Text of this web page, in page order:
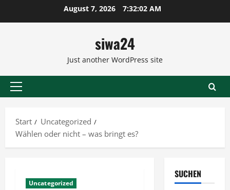
August 7, 2026 7:32:02 AM
siwa24
Just another WordPress site
Primäres
Start
Uncategorized
Wählen oder nicht – was bringt es?
Uncategorized
SUCHEN